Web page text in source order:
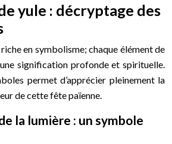
yule : décryptage des
en symbolisme; chaque élément de
signification profonde et spirituelle.
permet d’apprécier pleinement la
de cette fête païenne.
la lumière : un symbole